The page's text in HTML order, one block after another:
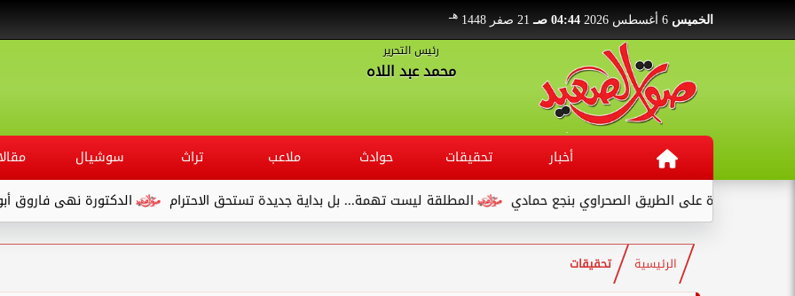
الخميس 04:44 صـ 21 صفر 1448 هـ
رئيس التحرير
محمد عبد اللاه
أخبار تحقيقات حوادث ملاعب تراث سوشيال
الدكتورة نهى فاروق أبو الوفا.. مديرًا
المطلقة ليست تهمة... بل بداية جديدة تستحق الاحترام الصحراوي بنجع حمادي
الرئيسية تحقيقات